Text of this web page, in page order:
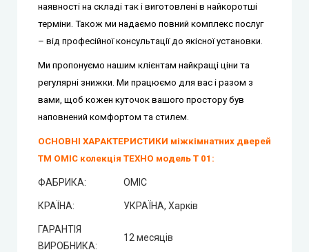
наявності на складі так і виготовлені в найкоротші
терміни. Також ми надаємо повний комплекс послуг
– від професійної консультації до якісної установки.
Ми пропонуємо нашим клієнтам найкращі ціни та
регулярні знижки. Ми працюємо для вас і разом з
вами, щоб кожен куточок вашого простору був
наповнений комфортом та стилем.
ОСНОВНІ ХАРАКТЕРИСТИКИ міжкімнатних дверей
ТМ ОМІС колекція ТЕХНО модель Т 01:
ФАБРИКА: ОМІС
КРАЇНА: УКРАЇНА, Харків
ГАРАНТІЯ
ВИРОБНИКА:
12 месяців